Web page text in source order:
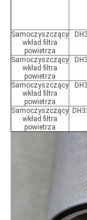
Samoczyszczący
wkład filtra
powietrza
Samoczyszczący
wkład filtra
powietrza
Samoczyszczący
wkład filtra
powietrza
Samoczyszczący
wkład filtra
powietrza